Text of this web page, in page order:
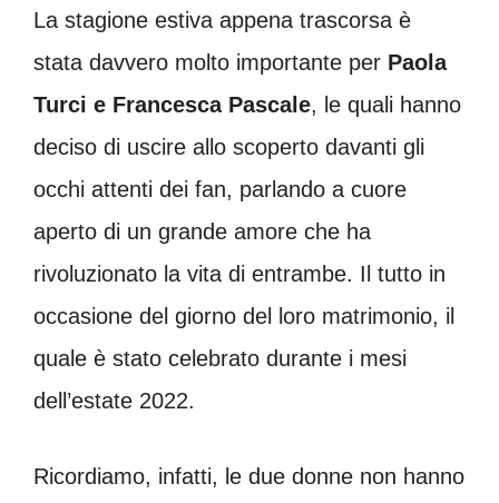
La stagione estiva appena trascorsa è
stata davvero molto importante per Paola
Turci e Francesca Pascale, le quali hanno
deciso di uscire allo scoperto davanti gli
occhi attenti dei fan, parlando a cuore
aperto di un grande amore che ha
rivoluzionato la vita di entrambe. Il tutto in
occasione del giorno del loro matrimonio, il
quale è stato celebrato durante i mesi
dell’estate 2022.
Ricordiamo, infatti, le due donne non hanno